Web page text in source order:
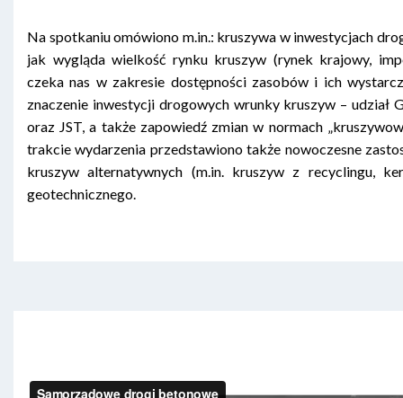
Na spotkaniu omówiono m.in.: kruszywa w inwestycjach
jak wygląda wielkość rynku kruszyw (rynek krajowy,
czeka nas w zakresie dostępności zasobów i ich
znaczenie inwestycji drogowych wrunky kruszyw – udział
oraz JST, a także zapowiedź zmian w normach
trakcie wydarzenia przedstawiono także nowoczesne
kruszyw alternatywnych (m.in. kruszyw z recyclingu,
geotechnicznego.